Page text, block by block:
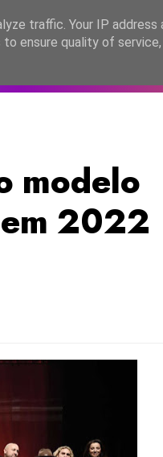
LANÇAMENTOS
modelo
2022
traffic. Your IP address
ensure quality of